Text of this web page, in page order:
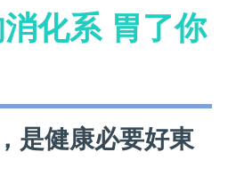
化系 胃了你
是健康必要好東